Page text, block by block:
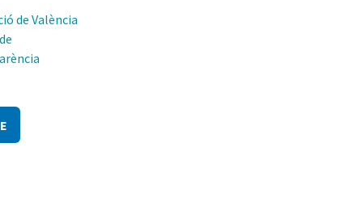
de València